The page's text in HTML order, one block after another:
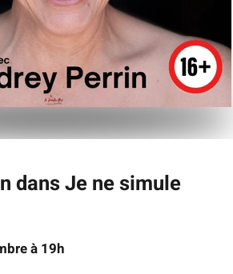
dans Je ne simule
à 19h